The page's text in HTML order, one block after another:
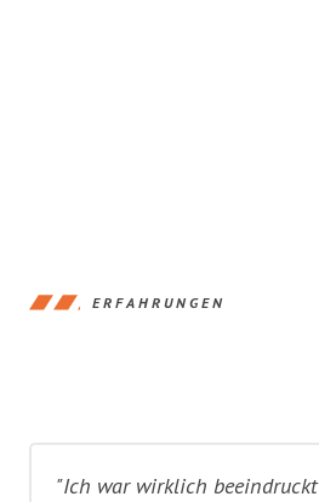
ERFAHRUNGEN
"Ich war wirklich